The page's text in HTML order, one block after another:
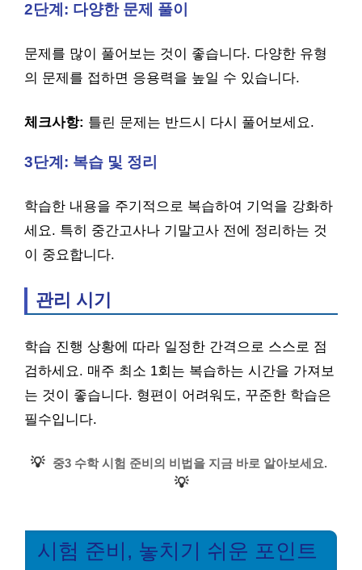
2단계: 다양한 문제 풀이
문제를 많이 풀어보는 것이 좋습니다. 다양한 유형
의 문제를 접하면 응용력을 높일 수 있습니다.
체크사항: 틀린 문제는 반드시 다시 풀어보세요.
3단계: 복습 및 정리
학습한 내용을 주기적으로 복습하여 기억을 강화하
세요. 특히 중간고사나 기말고사 전에 정리하는 것
이 중요합니다.
관리 시기
학습 진행 상황에 따라 일정한 간격으로 스스로 점
검하세요. 매주 최소 1회는 복습하는 시간을 가져보
는 것이 좋습니다. 형편이 어려워도, 꾸준한 학습은
필수입니다.
💡 중3 수학 시험 준비의 비법을 지금 바로 알아보세요.
💡
시험 준비, 놓치기 쉬운 포인트